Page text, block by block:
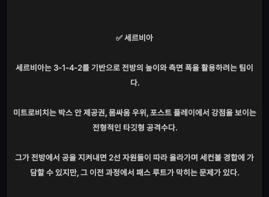
✅ 세르비아
세르비아는 3-1-4-2를 기반으로 전방의 높이와 측면 폭을 활용하려는 팀이
다.
미트로비치는 박스 안 제공권, 몸싸움 우위, 포스트 플레이에서 강점을 보이는
전형적인 타깃형 공격수다.
그가 전방에서 공을 지켜내면 2선 자원들이 따라 올라가며 세컨볼 경합에 가
담할 수 있지만, 그 이전 과정에서 패스 루트가 막히는 문제가 있다.